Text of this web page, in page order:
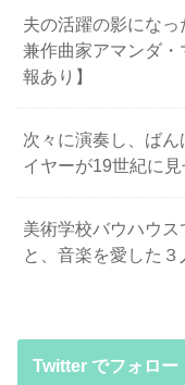
夫の活躍の影にな
兼作曲家アマンダ
報あり】
次々に演奏し、ば
イヤーが19世紀に
美術学校バウハウ
と、音楽を愛した３
Twitter でフォロー